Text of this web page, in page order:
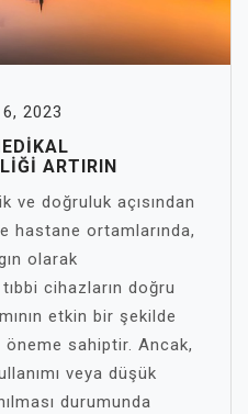
2023
ARTIRIN
ve doğruluk açısından
hastane ortamlarında,
olarak
cihazların doğru
etkin bir şekilde
sahiptir. Ancak,
veya düşük
durumunda